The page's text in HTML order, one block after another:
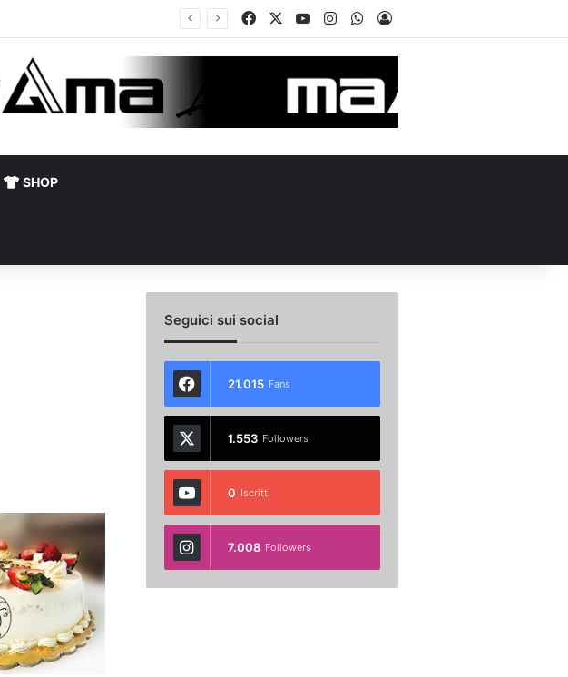
FacebookYou TubeInstagramWhatsApp
Accedi
SHOP
Seguici sui social
21.015 Fans
1.553 Followers
0 Iscritti
7.008 Followers